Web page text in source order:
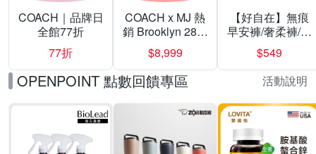
COACH｜品牌日
全館77折
77折
COACH x MJ 熱
銷 Brooklyn 28／
兩用／斜背包均
一價-多款可選
$8,999
【好自在】無痕
早安褲/奢柔褲/熊
抱安睡褲 超值組
任選一組 -生理
褲/衛生棉褲(無痕
褲18片、安睡褲
24片)
$549
OPENPOINT 點數回饋專區 活動說明